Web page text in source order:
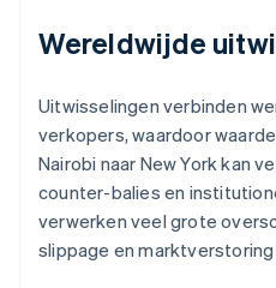
Wereldwijde
Uitwisselingen verbinden
verkopers, waardoor
Nairobi naar New York kan
counter-balies en
verwerken veel grote
slippage en